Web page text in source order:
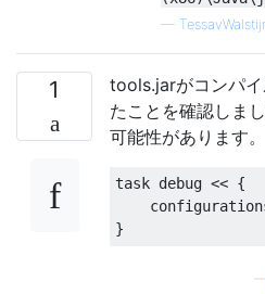
—
1
tools.jarがコンパ
たことを確認しま
可能性があります。
task debug << {
}